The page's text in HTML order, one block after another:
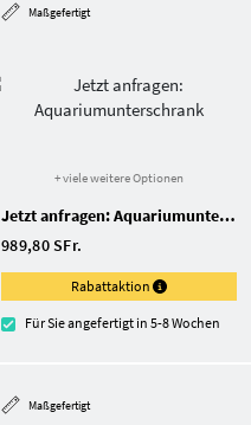
Maßgefertigt
+ viele weitere Optionen
Jetzt anfragen: Aquariumunterschrank
989,80 SFr.
Rabattaktion
Für Sie angefertigt in 5-8 Wochen
Maßgefertigt